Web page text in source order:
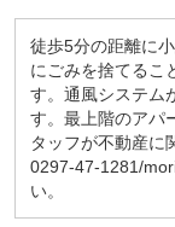
徒歩5分の距離に
にごみを捨てるこ
す。通風システム
す。最上階のアパ
タッフが不動産に
0297-47-1281/
い。